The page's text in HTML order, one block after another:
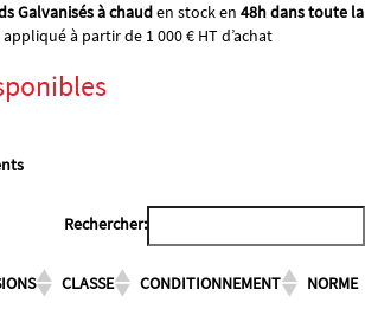
Galvanisés à chauden stock en 48h dans toute la
appliqué à partir de 1 000 € HT d’achat
Rechercher:
CLASSE CONDITIONNEMENT
NORME